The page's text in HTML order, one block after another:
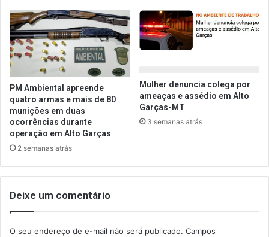
PM Ambiental apreende
quatro armas e mais de 80
munições em duas
ocorrências durante
operação em Alto Garças
2 semanas atrás
Mulher denuncia colega por
ameaças e assédio em Alto
Garças-MT
3 semanas atrás
Deixe um comentário
O seu endereço de e-mail não será publicado. Campos